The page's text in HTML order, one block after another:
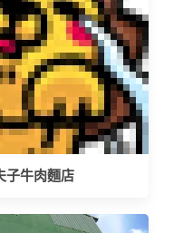
子牛肉麵店